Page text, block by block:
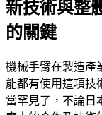
新技術與整
的關鍵
機械手臂在製造產
能都有使用這項技
當罕見了，不論日